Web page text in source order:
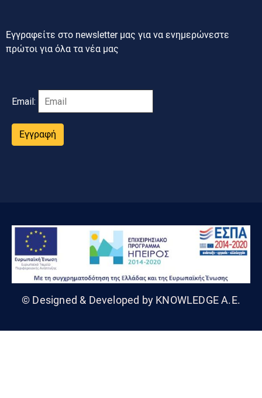
Εγγραφείτε στο newsletter μας για να ενημερώνεστε
πρώτοι για όλα τα νέα μας
Email:
Εγγραφή
© Designed & Developed by KNOWLEDGE A.E.